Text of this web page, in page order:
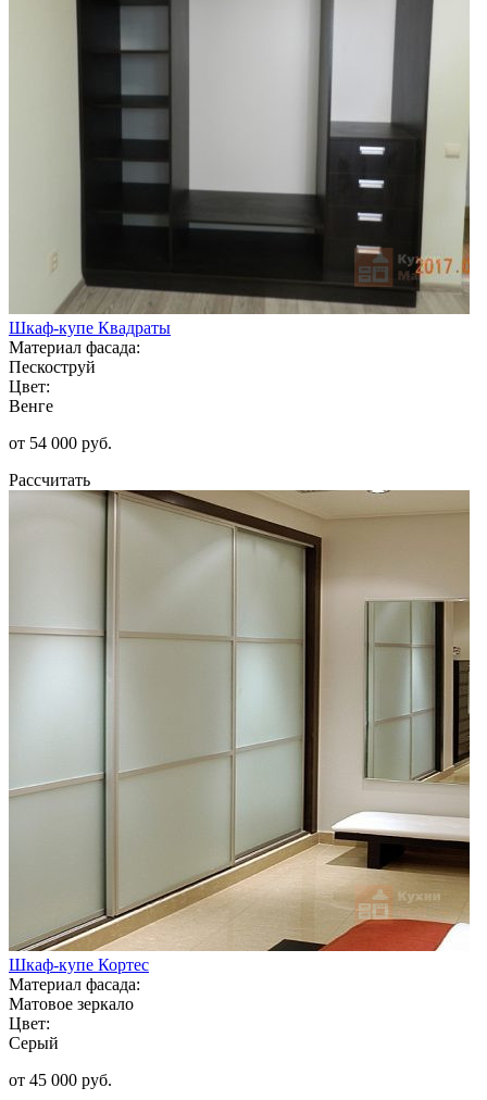
Шкаф-купе Квадраты
Материал фасада:
Пескоструй
Цвет:
Венге
от 54 000 руб.
Рассчитать
Шкаф-купе Кортес
Материал фасада:
Матовое зеркало
Цвет:
Серый
от 45 000 руб.